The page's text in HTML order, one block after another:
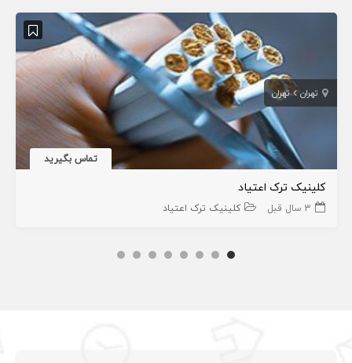
تهران تهران
تماس بگیرید
کلینیک ترک اعتیاد
3 سال قبل کلینیک ترک اعتیاد